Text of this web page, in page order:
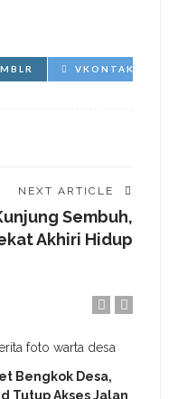
VKONTAKTE
NEXT ARTICLE
Sembuh,
Akhiri Hidup
Bengkok Desa,
Tutup Akses Jalan